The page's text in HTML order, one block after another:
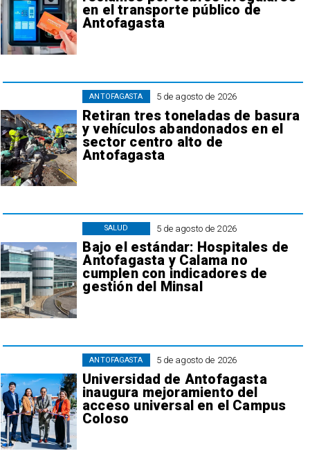
en el transporte público de
Antofagasta
5 de agosto de 2026
Retiran tres toneladas de basura
y vehículos abandonados en el
sector centro alto de
Antofagasta
ANTOFAGASTA
5 de agosto de 2026
Bajo el estándar: Hospitales de
Antofagasta y Calama no
cumplen con indicadores de
gestión del Minsal
SALUD
5 de agosto de 2026
Universidad de Antofagasta
inaugura mejoramiento del
acceso universal en el Campus
Coloso
ANTOFAGASTA